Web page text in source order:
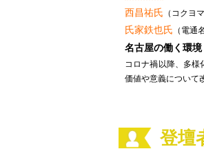
西昌祐氏 （コクヨ
氏家鉄也氏 （電通
名古屋の働く環
コロナ禍以降、多様
価値や意義について
登壇